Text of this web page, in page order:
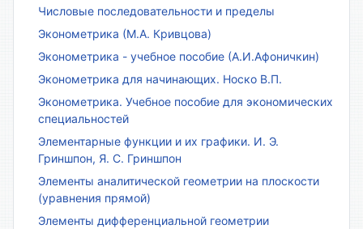
Числовые последовательности и пределы
Эконометрика (М.А. Кривцова)
Эконометрика - учебное пособие (А.И.Афоничкин)
Эконометрика для начинающих. Носко В.П.
Эконометрика. Учебное пособие для экономических
специальностей
Элементарные функции и их графики. И. Э.
Гриншпон, Я. С. Гриншпон
Элементы аналитической геометрии на плоскости
(уравнения прямой)
Элементы дифференциальной геометрии